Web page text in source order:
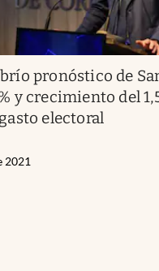
pronóstico de
y crecimiento del
electoral
2021